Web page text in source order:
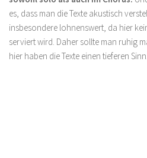
es, dass man die Texte akustisch
insbesondere lohnenswert, da hier
serviert wird. Daher sollte man ruhig
hier haben die Texte einen tieferen Sinn.